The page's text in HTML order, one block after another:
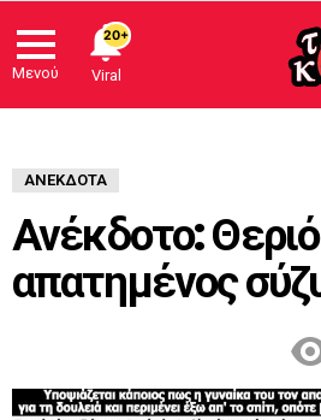
Μενού
ΑΝΈΚΔΟΤΑ
Ανέκδοτο:
απατημένος
20+
Viral